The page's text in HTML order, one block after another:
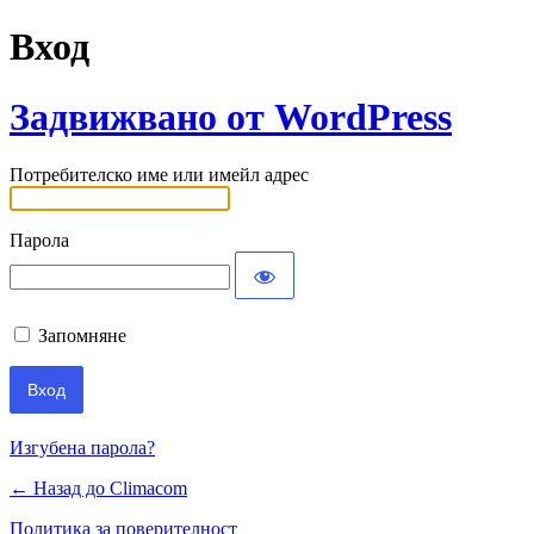
Вход
Задвижвано от WordPress
Потребителско име или имейл адрес
Парола
Запомняне
Изгубена парола?
← Назад до Climacom
Политика за поверителност